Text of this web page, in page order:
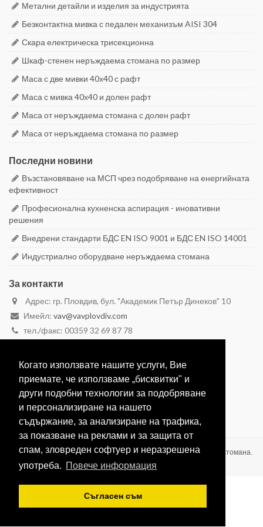
Когато използвате нашите услуги, Вие
приемате, че използваме „бисквитки" и
други подобни технологии за подобряване
и персонализиране на нашето
съдържание, за анализиране на трафика,
за показване на реклами и за защита от
спам, зловреден софтуер и неразрешена
употреба. Повече информация
Съгласен съм
Метални детайли и изделия за индустрията
Безконтактна мивка с педален механизъм AISI 304
Скара електрическа трисекционна
Шкаф-стенен неръждаема стомана по размер
Маса с две мивки 40х40 с рафт
Маса с мивка 40х40 и долен рафт
Маса от неръждаема стомана с долен рафт
Маса от неръждаема стомана по размер
Последни новини
Възстановяване на МСП чрез подобряване на енергийната
ефективност
Професионална кухненска аспирация - иновативни
решения
Внедрени стандарти БДС EN ISO 9001 и БДС EN ISO 14001
Индустриално оборудване неръждаема стомана
За контакти
Адрес: гр. Пловдив, бул. "Академик Петър Динеков" 10
Имейл: vav@vavplovdiv.com
тел./факс: 00359 32 69 87 78
моб. 00359 888 26 26 23
ВАВ-1991 ЕООД Производство на оборудване от неръждаема стомана.
2020 © Всички права запазени.